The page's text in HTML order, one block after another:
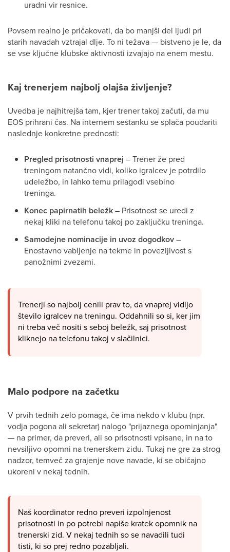
uradni vir resnice.
Povsem realno je pričakovati, da bo manjši del ljudi pri
starih navadah vztrajal dlje. To ni težava — bistveno je le, da
se vse ključne klubske aktivnosti izvajajo na enem mestu.
Kaj trenerjem najbolj olajša življenje?
Uvedba je najhitrejša tam, kjer trener takoj začuti, da mu
EOS prihrani čas. Na internem sestanku se splača poudariti
naslednje konkretne prednosti:
Pregled prisotnosti vnaprej – Trener že pred
treningom natančno vidi, koliko igralcev je potrdilo
udeležbo, in lahko temu prilagodi vsebino
treninga.
Konec papirnatih beležk– Prisotnost se uredi z
nekaj kliki na telefonu takoj po zaključku treninga.
Samodejne nominacije in uvoz dogodkov–
Enostavno vabljenje na tekme in povezljivost s
panožnimi zvezami.
Trenerji so najbolj cenili prav to, da vnaprej vidijo
število igralcev na treningu. Oddahnili so si, ker jim
ni treba več nositi s seboj beležk, saj prisotnost
kliknejo na telefonu takoj v slačilnici.
Malo podpore na začetku
V prvih tednih zelo pomaga, če ima nekdo v klubu (npr.
vodja pogona ali sekretar) nalogo "prijaznega opominjanja"
— na primer, da preveri, ali so prisotnosti vpisane, in na to
nevsiljivo opomni na trenerskem zidu. Tukaj ne gre za strog
nadzor, temveč za grajenje nove navade, ki se običajno
ukoreni v nekaj tednih.
Naš koordinator redno preveri izpolnjenost
prisotnosti in po potrebi napiše kratek opomnik na
trenerski zid. V nekaj tednih so se navadili tudi
tisti, ki so prej redno pozabljali.